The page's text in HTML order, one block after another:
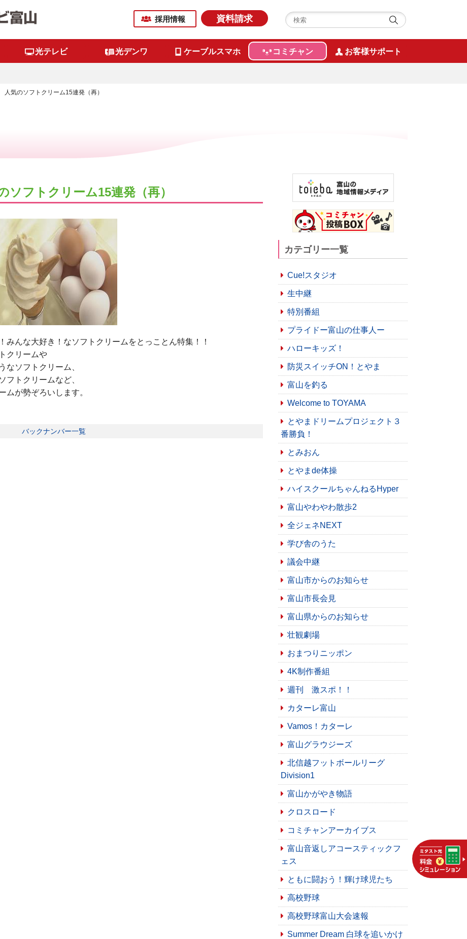
採用情報 資料請求
光テレビ 光デンワ ケーブルスマホ コミチャン お客様サポート
気のソフトクリーム15連発（再）
フトクリーム15連発（再）
んな大好き！なソフトクリームをとっことん特集！！
クリームや
なソフトクリーム、
フトクリームなど、
ムが勢ぞろいします。
バックナンバー一覧
カテゴリー一覧
Cue!スタジオ
生中継
特別番組
プライドー富山の仕事人ー
ハローキッズ！
防災スイッチON！とやま
富山を釣る
Welcome to TOYAMA
とやまドリームプロジェクト３
番勝負！
とみおん
とやまde体操
ハイスクールちゃんねるHyper
富山やわやわ散歩2
全ジェネNEXT
学び舎のうた
議会中継
富山市からのお知らせ
富山市長会見
富山県からのお知らせ
壮観劇場
おまつりニッポン
4K制作番組
週刊 激スポ！！
カターレ富山
Vamos！カターレ
富山グラウジーズ
北信越フットボールリーグ
Division1
富山かがやき物語
クロスロード
コミチャンアーカイブス
富山音返しアコースティックフ
ェス
ともに闘おう！輝け球児たち
高校野球
高校野球富山大会速報
Summer Dream 白球を追いかけ